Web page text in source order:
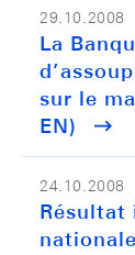
29.10.2008
La
sur le
EN)
24.10.2008
Résultat